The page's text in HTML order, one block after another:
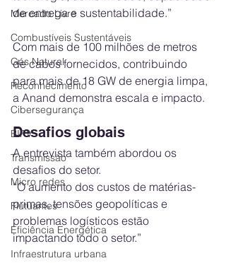
Mercado Livre
Combustíveis Sustentáveis
Gás Natural
Reconhecimento
Cibersegurança
BIPV
Transmissão
Micro redes
Flutuantes
Eficiência Energética
Infraestrutura urbana
de entrega e sustentabilidade.”
Com mais de 100 milhões de metros
de cabos fornecidos, contribuindo
para mais de 18 GW de energia limpa,
a Anand demonstra escala e impacto.
Desafios globais
A entrevista também abordou os
desafios do setor.
“O aumento dos custos de matérias-
primas, tensões geopolíticas e
problemas logísticos estão
impactando todo o setor.”